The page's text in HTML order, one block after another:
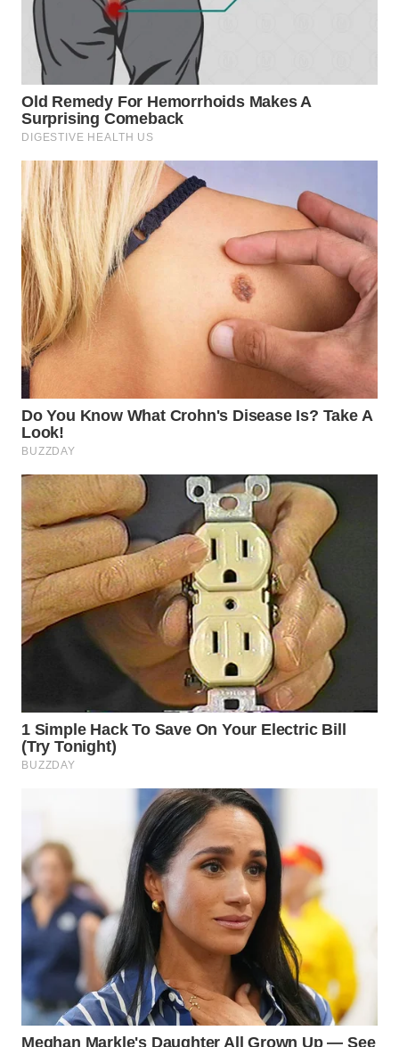
INDRAMAYU
WN
KUNINGAN
MAJALENGKA
WN
SUBANG
WN
SUKABUMI
WN
PURWAKARTA
WN
PRIANGAN
TIMUR
WN
SEMARANG
WN
SOLO
WN
BOROBUDUR
MADURA
WN
NATUNA
WN
BINTAN
WN
MANDALIKA
WN
LIKUPANG